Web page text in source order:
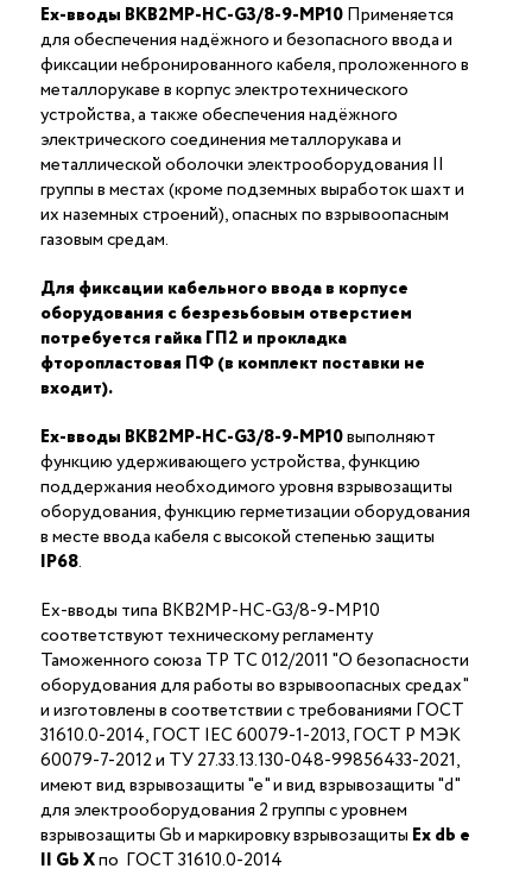
Ex-вводы ВКВ2МР-НС-G3/8-9-МР10Применяется
для обеспечения надёжного и безопасного ввода и
фиксации небронированного кабеля, проложенного в
металлорукаве в корпус электротехнического
устройства, а также обеспечения надёжного
электрического соединения металлорукава и
металлической оболочки электрооборудования II
группы в местах (кроме подземных выработок шахт и
их наземных строений), опасных по взрывоопасным
газовым средам.
Для фиксации кабельного ввода в корпусе
оборудования с безрезьбовым отверстием
потребуется гайка ГП2 и прокладка
фторопластовая ПФ (в комплект поставки не
входит).
Ex-вводы ВКВ2МР-НС-G3/8-9-МР10выполняют
функцию удерживающего устройства, функцию
поддержания необходимого уровня взрывозащиты
оборудования, функцию герметизации оборудования
в месте ввода кабеля с высокой степенью защиты
IP68.
Ex-вводы типа ВКВ2МР-НС-G3/8-9-МР10
соответствуют техническому регламенту
Таможенного союза ТР ТС 012/2011 "О безопасности
оборудования для работы во взрывоопасных средах"
и изготовлены в соответствии с требованиями ГОСТ
31610.0-2014, ГОСТ IEC 60079-1-2013, ГОСТ Р МЭК
60079-7-2012 и ТУ 27.33.13.130-048-99856433-2021,
имеют вид взрывозащиты "е" и вид взрывозащиты "d"
для электрооборудования 2 группы с уровнем
взрывозащиты Gb и маркировку взрывозащиты Ехdb е
II Gb Xпо ГОСТ 31610.0-2014